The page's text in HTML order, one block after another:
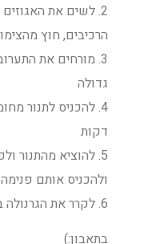
2. לשים את
הרכיבים, חוץ
3. מורחים את
גדולה
דקות
5. להוציא מהתנור
ולהכניס אותם
6. לקרר את הגרנולה במקרר ולחתוך לקוביות.
בתאבון:)